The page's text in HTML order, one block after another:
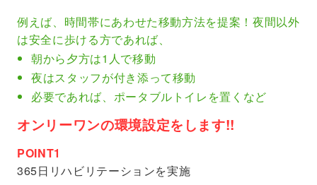
例えば、時間帯にあわせた移動方法を提案！夜間以外
は安全に歩ける方であれば、
朝から夕方は1人で移動
夜はスタッフが付き添って移動
必要であれば、ポータブルトイレを置くなど
オンリーワンの環境設定をします!!
POINT1
365日リハビリテーションを実施